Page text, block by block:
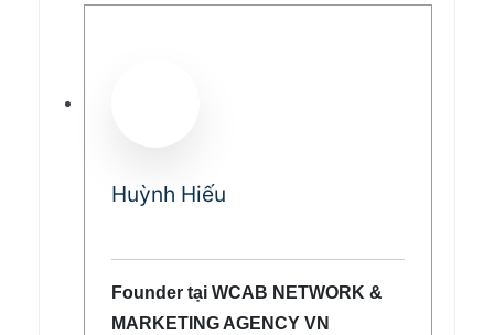
Huỳnh Hiếu
Founder tại WCAB NETWORK &
MARKETING AGENCY VN